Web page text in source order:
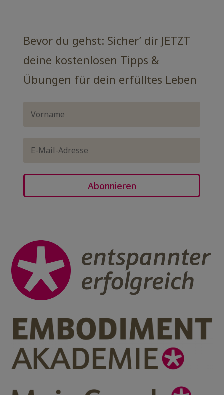
Bevor du gehst: Sicher’ dir JETZT
deine kostenlosen Tipps &
Übungen für dein erfülltes Leben
Abonnieren